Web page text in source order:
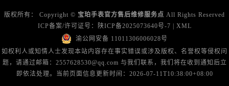
广东省潮州市潮安区新风路与潮汕路交汇处宝珀售后服务中心（需提前预约）
广东省广州市天河区天河路230号万菱汇国际中心A塔7层704室宝珀售后服务中心（需提前预约）
广东省广州市越秀区环市东路371-375号世界贸易中心大厦南塔15层1507室宝珀售后服务中心（需提前预约）
版权所有： Copyright © 宝珀手表官方售后维修服务点 All Rights Reserved
ICP备案/许可证号：
陕ICP备2025073640号-7 | XML
渝公网安备 11011306006028号
如权利人或知情人士发现本站内容存在事实错误或涉及版权、名誉权等侵权问
题，请通过邮箱：2557628530@qq.com 与我们联系，我们将在收到通知后立
即依法处理。当前页面信息更新时间：2026-07-11T10:38:00+08:00